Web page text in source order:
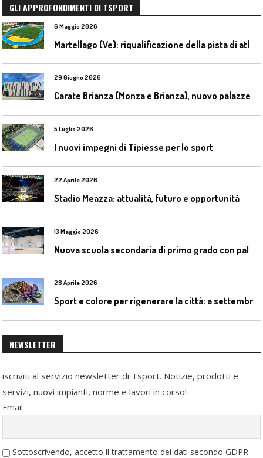
GLI APPROFONDIMENTI DI TSPORT
6 Maggio 2026
29 Giugno 2026
5 Luglio 2026
I nuovi impegni di Tipiesse per lo sport
22 Aprile 2026
Stadio Meazza: attualità, futuro e opportunità
13 Maggio 2026
28 Aprile 2026
NEWSLETTER
iscriviti al servizio newsletter di Tsport. Notizie, prodotti e
servizi, nuovi impianti, norme e lavori in corso!
Email
Sottoscrivendo, accetto il trattamento dei dati secondo GDPR